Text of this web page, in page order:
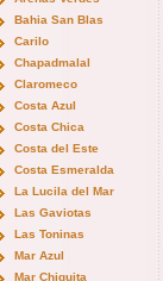
Bahia San Blas
Carilo
Chapadmalal
Claromeco
Costa Azul
Costa Chica
Costa del Este
Costa Esmeralda
La Lucila del Mar
Las Gaviotas
Las Toninas
Mar Azul
Mar Chiquita